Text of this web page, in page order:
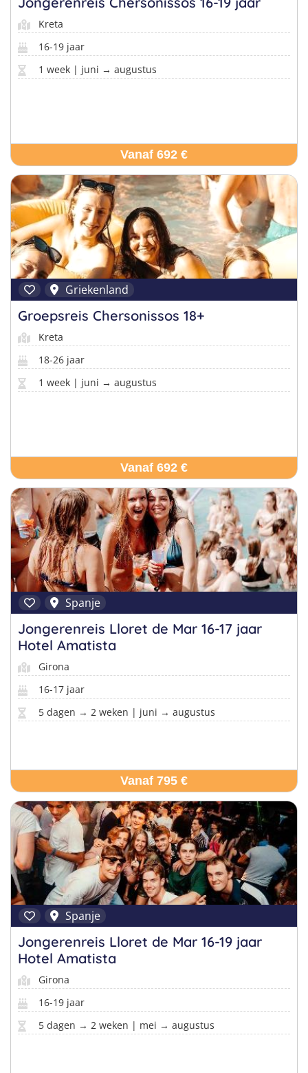
Kreta
16-19 jaar
1 week | juni → augustus
Vanaf 692 €
Griekenland
Groepsreis Chersonissos 18+
Kreta
18-26 jaar
1 week | juni → augustus
Vanaf 692 €
Spanje
Jongerenreis Lloret de Mar 16-17 jaar
Hotel Amatista
Girona
16-17 jaar
5 dagen → 2 weken | juni → augustus
Vanaf 795 €
Spanje
Jongerenreis Lloret de Mar 16-19 jaar
Hotel Amatista
Girona
16-19 jaar
5 dagen → 2 weken | mei → augustus